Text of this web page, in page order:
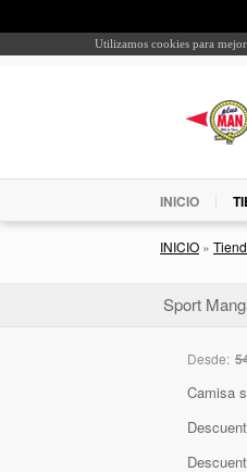
Utilizamos cookies para
INICIO
INICIO »
Sport
Desde:
Camisa